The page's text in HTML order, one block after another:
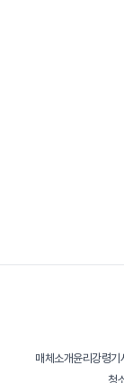
매체소개윤리강령기
청